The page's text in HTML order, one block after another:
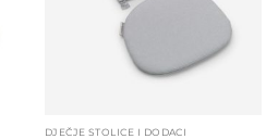
DJEČJE STOLICE I DODACI